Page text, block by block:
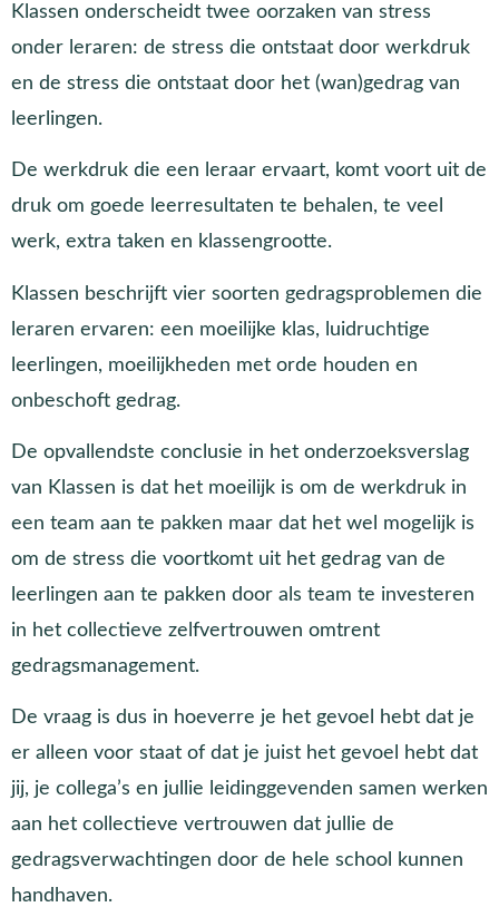
Klassen onderscheidt twee oorzaken van stress
onder leraren: de stress die ontstaat door werkdruk
en de stress die ontstaat door het (wan)gedrag van
leerlingen.
De werkdruk die een leraar ervaart, komt voort uit de
druk om goede leerresultaten te behalen, te veel
werk, extra taken en klassengrootte.
Klassen beschrijft vier soorten gedragsproblemen die
leraren ervaren: een moeilijke klas, luidruchtige
leerlingen, moeilijkheden met orde houden en
onbeschoft gedrag.
De opvallendste conclusie in het onderzoeksverslag
van Klassen is dat het moeilijk is om de werkdruk in
een team aan te pakken maar dat het wel mogelijk is
om de stress die voortkomt uit het gedrag van de
leerlingen aan te pakken door als team te investeren
in het collectieve zelfvertrouwen omtrent
gedragsmanagement.
De vraag is dus in hoeverre je het gevoel hebt dat je
er alleen voor staat of dat je juist het gevoel hebt dat
jij, je collega’s en jullie leidinggevenden samen werken
aan het collectieve vertrouwen dat jullie de
gedragsverwachtingen door de hele school kunnen
handhaven.